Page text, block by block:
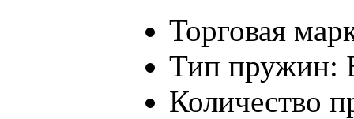
Торговая
Тип пружин:
Количество